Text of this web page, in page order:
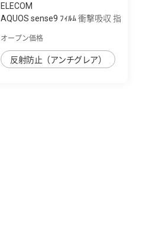
ELECOM
AQUOS sense9 ﾌｨﾙﾑ 衝撃吸収 指
オープン価格
反射防止（アンチグレア）